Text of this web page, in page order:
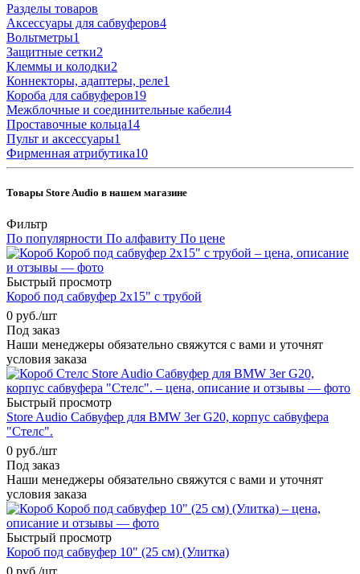
Разделы товаров
Аксессуары для сабвуферов4
Вольтметры1
Защитные сетки2
Клеммы и колодки2
Коннекторы, адаптеры, реле1
Короба для сабвуферов19
Межблочные и соединительные кабели4
Проставочные кольца14
Пульт и аксессуары1
Фирменная атрибутика10
Товары Store Audio в нашем магазине
Фильтр
По популярности По алфавиту По цене
Быстрый просмотр
Короб под сабвуфер 2x15" с трубой
0 руб./шт
Под заказ
Наши менеджеры обязательно свяжутся с вами и уточнят
условия заказа
Быстрый просмотр
Store Audio Сабвуфер для BMW 3er G20, корпус сабвуфера
"Стелс".
0 руб./шт
Под заказ
Наши менеджеры обязательно свяжутся с вами и уточнят
условия заказа
Быстрый просмотр
Короб под сабвуфер 10" (25 см) (Улитка)